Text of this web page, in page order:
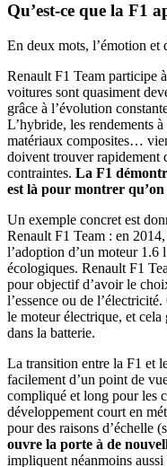
Qu’est-ce que la F1
En deux mots, l’émotion et
Renault F1 Team participe
voitures sont quasiment
grâce à l’évolution
L’hybride, les rendements
matériaux composites…
doivent trouver rapidement
contraintes. La F1
est là pour montrer
Un exemple concret est
Renault F1 Team : en
l’adoption d’un moteur
écologiques. Renault F1
pour objectif d’avoir le
l’essence ou de
le moteur électrique, et cela
dans la batterie.
La transition entre la F1 et
facilement d’un point de
compliqué et long pour les
développement court en
pour des raisons d’échelle
ouvre la porte à de
impliquent néanmoins